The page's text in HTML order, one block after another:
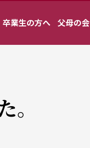
卒業生の方へ 父母の会